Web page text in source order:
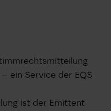
ein Service der EQS
ist der Emittent